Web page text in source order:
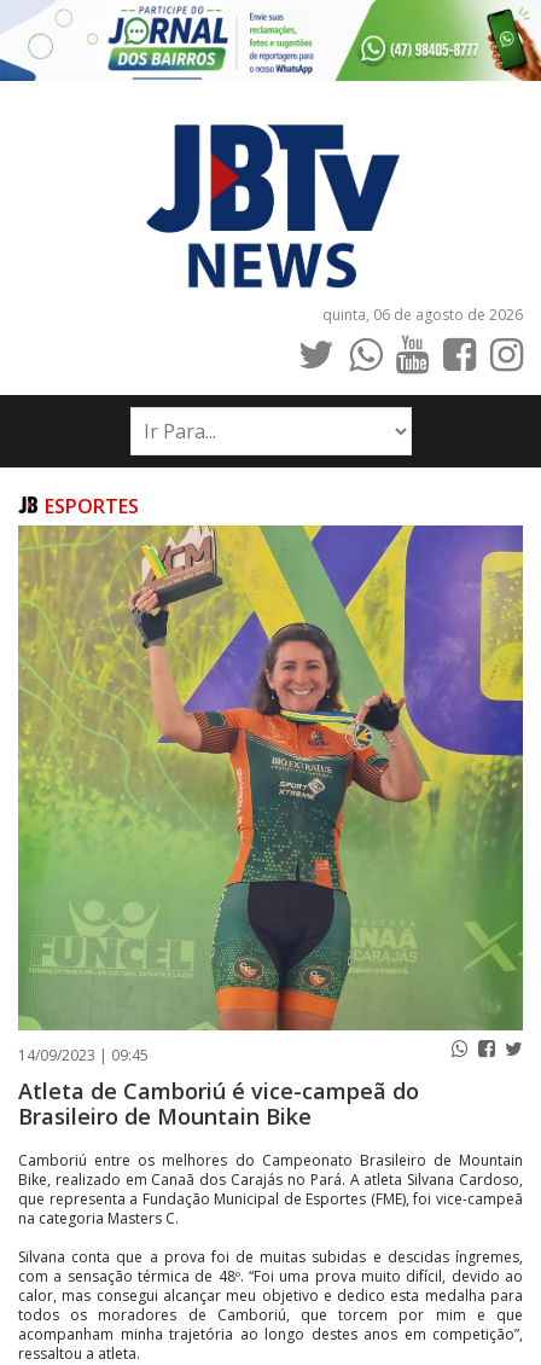
quinta, 06 de agosto de 2026
INÍCIO
NOTÍCIAS
PUBLICAÇÕES LEGAIS
CONTATO
ESPORTES
14/09/2023 | 09:45
Atleta de Camboriú é vice-campeã do
Brasileiro de Mountain Bike
Camboriú entre os melhores do Campeonato Brasileiro de Mountain
Bike, realizado em Canaã dos Carajás no Pará. A atleta Silvana Cardoso,
que representa a Fundação Municipal de Esportes (FME), foi vice-campeã
na categoria Masters C.
Silvana conta que a prova foi de muitas subidas e descidas íngremes,
com a sensação térmica de 48º. “Foi uma prova muito difícil, devido ao
calor, mas consegui alcançar meu objetivo e dedico esta medalha para
todos os moradores de Camboriú, que torcem por mim e que
acompanham minha trajetória ao longo destes anos em competição”,
ressaltou a atleta.